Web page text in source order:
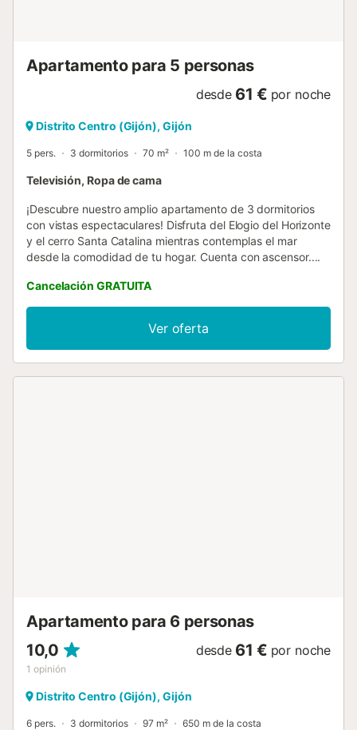
Apartamento para 5 personas
desde 61 € por noche
Distrito Centro (Gijón), Gijón
5 pers. 3 dormitorios 70 m² 100 m de la costa
Televisión, Ropa de cama
¡Descubre nuestro amplio apartamento de 3 dormitorios
con vistas espectaculares! Disfruta del Elogio del Horizonte
y el cerro Santa Catalina mientras contemplas el mar
desde la comodidad de tu hogar. Cuenta con ascensor....
Cancelación GRATUITA
Ver oferta
Apartamento para 6 personas
10,0
1 opinión
desde 61 € por noche
Distrito Centro (Gijón), Gijón
6 pers. 3 dormitorios 97 m² 650 m de la costa